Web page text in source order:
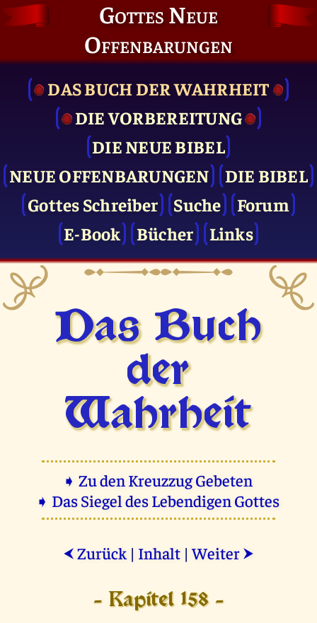
Gottes Neue
Offenbarungen
DAS BUCH DER WAHRHEIT
DIE VOR­BEREITUNG
DIE NEUE BIBEL
NEUE OFFENBARUNGEN
DIE BIBEL
Gottes Schreiber
Suche
Forum
E-Book
Bücher Links
Das Buch
der
Wahrheit
➧ Zu den Kreuzzug Gebeten
➧ Das Siegel des Lebendigen Gottes
⮜ Zurück | Inhalt |Weiter ⮞
- Kapitel 158 -